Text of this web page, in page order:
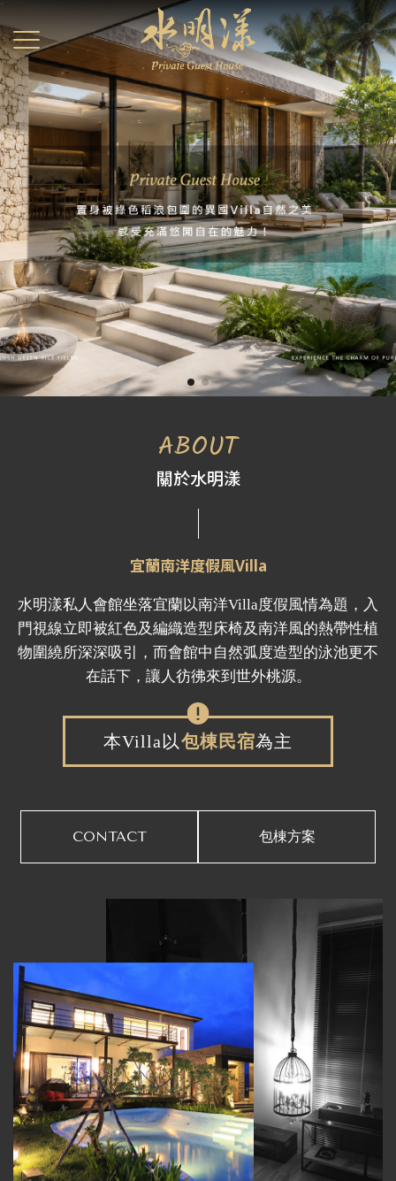
ABOUT
關於水明漾
宜蘭南洋度假風Villa
水明漾私人會館坐落宜蘭以南洋Villa度假風情為題，入
門視線立即被紅色及編織造型床椅及南洋風的熱帶性植
物圍繞所深深吸引，而會館中自然弧度造型的泳池更不
在話下，讓人彷彿來到世外桃源。
本Villa以包棟民宿為主
CONTACT 包棟方案